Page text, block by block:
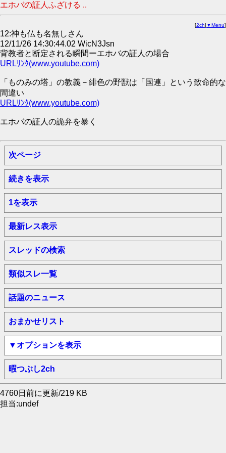
エホバの証人ふざける ..
[2ch| ▼Menu]
12:神も仏も名無しさん
12/11/26 14:30:44.02 WicN3Jsn
背教者と断定される瞬間ーエホバの証人の場合
URLﾘﾝｸ(www.youtube.com)
「ものみの塔」の教義－緋色の野獣は「国連」という致命的な
間違い
URLﾘﾝｸ(www.youtube.com)
エホバの証人の詭弁を暴く
次ページ
続きを表示
1を表示
最新レス表示
スレッドの検索
類似スレ一覧
話題のニュース
おまかせリスト
▼オプションを表示
暇つぶし2ch
4760日前に更新/219 KB
担当:undef